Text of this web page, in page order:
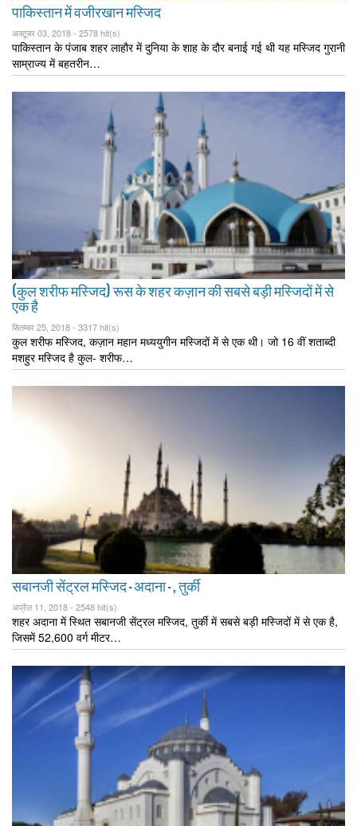
पाकिस्तान में वजीरखान मस्जिद
अक्टूबर 03, 2018 - 2578 hit(s)
पाकिस्तान के पंजाब शहर लाहौर में दुनिया के शाह के दौर बनाई गई थी यह मस्जिद गुरानी
साम्राज्य में बहतरीन…
(कुल शरीफ मस्जिद) रूस के शहर कज़ान की सबसे बड़ी मस्जिदों में से
एक है
सितम्बर 25, 2018 - 3317 hit(s)
कुल शरीफ मस्जिद, कज़ान महान मध्ययुगीन मस्जिदों में से एक थी। जो 16 वीं शताब्दी
मशहुर मस्जिद है कुल- शरीफ…
सबानजी सेंट्रल मस्जिद – अदाना - , तुर्की
अप्रैल 11, 2018 - 2548 hit(s)
शहर अदाना में स्थित सबानजी सेंट्रल मस्जिद, तुर्की में सबसे बड़ी मस्जिदों में से एक है,
जिसमें 52,600 वर्ग मीटर…